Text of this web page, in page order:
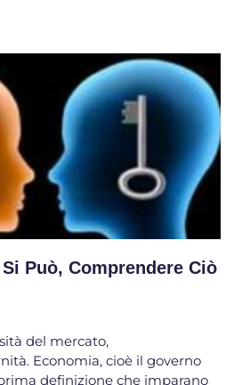
Può, Comprendere Ciò
del mercato,
Economia, cioè il governo
definizione che imparano